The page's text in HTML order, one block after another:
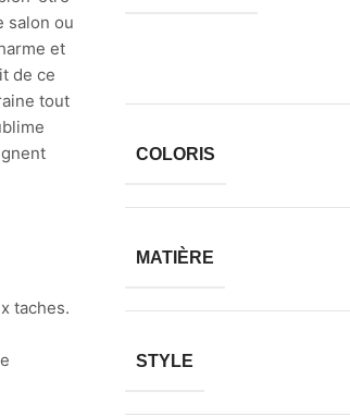
salon ou
et
de ce
tout
taches.
COLORIS
MATIÈRE
STYLE